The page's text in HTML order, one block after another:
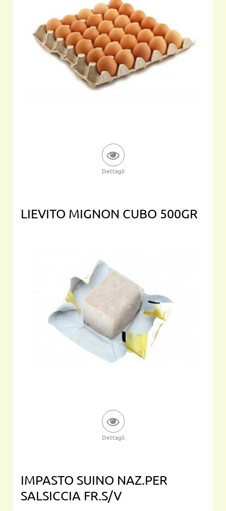
Dettagli
LIEVITO MIGNON CUBO 500GR
Dettagli
IMPASTO SUINO NAZ.PER
SALSICCIA FR.S/V